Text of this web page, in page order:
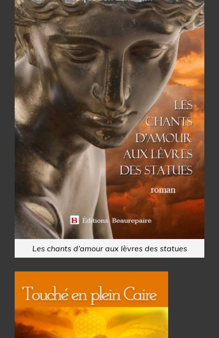
Les chants d’amour aux lèvres des statues